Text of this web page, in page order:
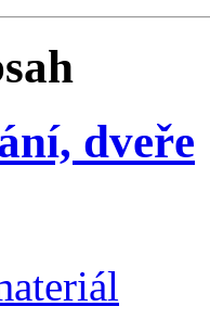
dveře